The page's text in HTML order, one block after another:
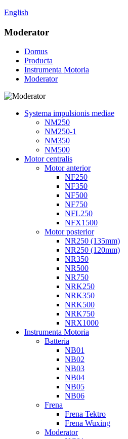
English
Moderator
Domus
Producta
Instrumenta Motoria
Moderator
Systema impulsionis mediae
NM250
NM250-1
NM350
NM500
Motor centralis
Motor anterior
NF250
NF350
NF500
NF750
NFL250
NFX1500
Motor posterior
NR250 (135mm)
NR250 (120mm)
NR350
NR500
NR750
NRK250
NRK350
NRK500
NRK750
NRX1000
Instrumenta Motoria
Batteria
NB01
NB02
NB03
NB04
NB05
NB06
Frena
Frena Tektro
Frena Wuxing
Moderator